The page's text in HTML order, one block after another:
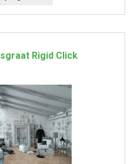
Rigid Click